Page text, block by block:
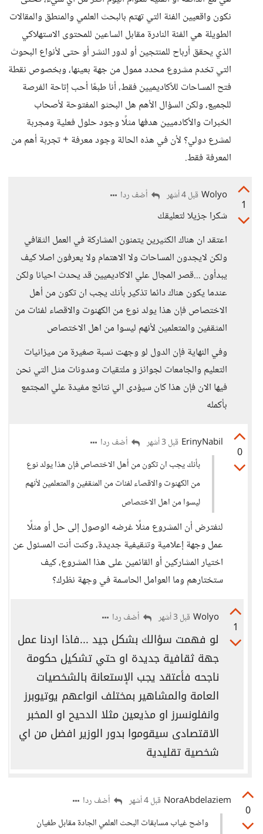
نكون واقعيين الفئة التي تهتم بالبحث العلمي والمنطق والمقالات
الطويلة هي الفئة النادرة مقابل الساعين للمحتوى الاستهلاكي
الذي يحقق أرباح للمنتجين أو لدور النشر أو حتى لأنواع البحوث
التي تخدم مشروع محدد ممول من جهة بعينها، وبخصوص نقطة
فتح المساحات للأكاديميين فقط، أنا طبعًا أحب إتاحة الفرصة
للجميع، ولكن السؤال الأهم هل البحثو المفتوحة لأصحاب
الخبرات والأكادميين هدفها مثلًا وجود حلول فعلية ومجربة
لمشرع دولي؟ لأن في هذه الحالة وجود معرفة + تجربة أهم من
المعرفة فقط.
1
Wolyo قبل 4 أشهر أضف ردا
شكرا جزيلا لتعليقك
اعتقد ان هناك الكثيرين يتمنون المشاركة في العمل الثقافي
ولكن لايجدون المساحات ولا الاهتمام ولا يعرفون اصلا كيف
يبدأون ...قصر المجال علي الاكاديميين قد يحدث احيانا ولكن
عندما يكون هناك دائما تذكير بأنك يجب ان تكون من أهل
الاختصاص فإن هذا يولد نوع من الكهنوت والاقصاء لفئات من
المثقفين والمتعلمين لأنهم ليسوا من اهل الاختصاص
وفي النهاية فإن الدول لو وجهت نسبة صغيرة من ميزانيات
التعليم والجامعات لجوائز و ملتقيات ومدونات مثل التي نحن
فيها الان فإن هذا كان سيؤدى الي نتائج مفيدة علي المجتمع
بأكمله
0
ErinyNabil قبل 3 أشهر
أضف ردا
بأنك يجب ان تكون من أهل الاختصاص فإن هذا يولد نوع
من الكهنوت والاقصاء لفئات من المثقفين والمتعلمين لأنهم
ليسوا من اهل الاختصاص
لنفترض أن المشروع مثلًا غرضه الوصول إلى حل أو مثلًا
عمل وجهة إعلامية وتثقيفية جديدة، وكنت أنت المسئول عن
اختيار المشاركين أو القائمين على هذا المشروع، كيف
ستختارهم وما العوامل الحاسمة في وجهة نظرك؟
1
Wolyo قبل 3 أشهر أضف ردا
لو فهمت سؤالك بشكل جيد ...فاذا اردنا عمل
جهة ثقافية جديدة او حتي تشكيل حكومة
ناجحه فأعتقد يجب الإستعانة بالشخصيات
العامة والمشاهير بمختلف انواعهم يوتيوبرز
وانفلونسرز او مذيعين مثلا الدحيح او المخبر
الاقتصادى سيقوموا بدور الوزير افضل من اي
شخصية تقليدية
0
NoraAbdelaziem قبل 4 أشهر
أضف ردا
واضح غياب مسابقات البحث العلمي الجادة مقابل طغيان